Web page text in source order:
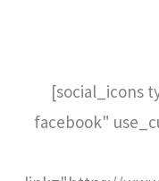
[social_icons
facebook"